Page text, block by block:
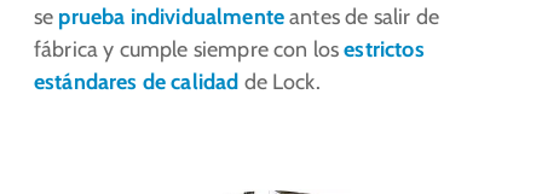
se prueba individualmenteantes de salir de
fábrica y cumple siempre con losestrictos
estándares de calidad de Lock.